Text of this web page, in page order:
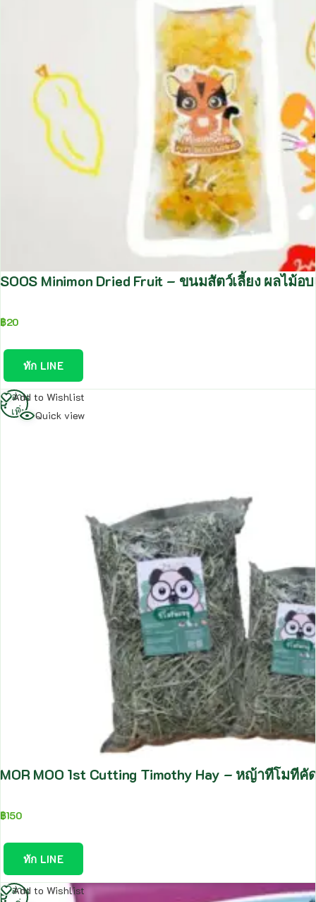
SOOS Minimon Dried Fruit – ขนมสัตว์เลี้ยง ผลไม้อ
฿20
ทัก LINE
Add to Wishlist
Quick view
MOR MOO 1st Cutting Timothy Hay – หญ้าทีโมที
฿150
ทัก LINE
อ่าน
เพิ่ม
Add to Wishlist
อ่าน